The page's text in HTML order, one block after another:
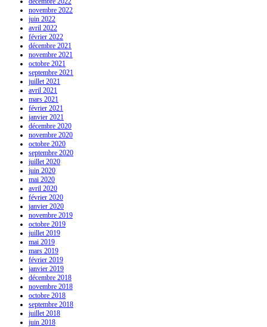
novembre 2022
juin 2022
avril 2022
février 2022
décembre 2021
novembre 2021
octobre 2021
septembre 2021
juillet 2021
avril 2021
mars 2021
février 2021
janvier 2021
décembre 2020
novembre 2020
octobre 2020
septembre 2020
juillet 2020
juin 2020
mai 2020
avril 2020
février 2020
janvier 2020
novembre 2019
octobre 2019
juillet 2019
mai 2019
mars 2019
février 2019
janvier 2019
décembre 2018
novembre 2018
octobre 2018
septembre 2018
juillet 2018
juin 2018